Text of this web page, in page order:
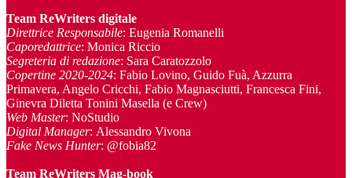
Team ReWriters digitale
Direttrice Responsabile: Eugenia Romanelli
Caporedattrice: Monica Riccio
Segreteria di redazione: Sara Caratozzolo
Copertine 2020-2024: Fabio Lovino, Guido Fuà, Azzurra
Primavera, Angelo Cricchi, Fabio Magnasciutti, Francesca Fini,
Ginevra Diletta Tonini Masella (e Crew)
Web Master: NoStudio
Digital Manager: Alessandro Vivona
Fake News Hunter: @fobia82
Team ReWriters Mag-book